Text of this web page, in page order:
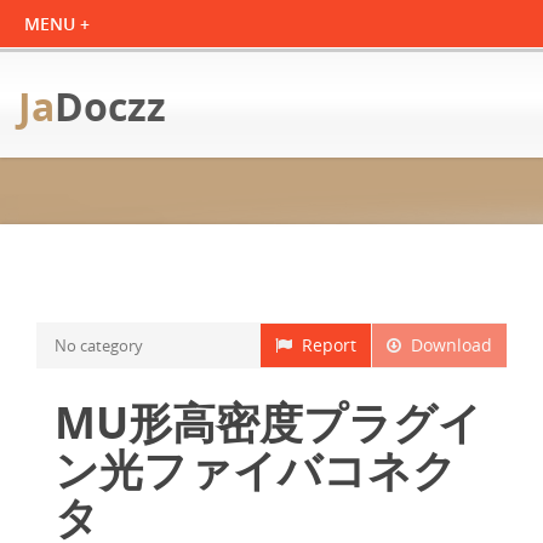
JaDoczz
Download
Report
No category
MU形高密度プラグイ
ン光ファイバコネク
タ